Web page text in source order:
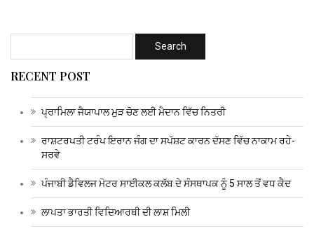
RECENT POST
ਪ੍ਰਾਮਿਲਾ ਜੈਯਾਪਾਲ ਮੁੜ ਚੋਣ ਲਈ ਮੈਦਾਨ ਵਿੱਚ ਨਿਤਰੀ
ਰਾਸ਼ਟਰਪਤੀ ਟਰੰਪ ਇਰਾਨ ਜੰਗ ਦਾ ਸਪੱਸ਼ਟ ਕਾਰਨ ਦੱਸਣ ਵਿੱਚ ਨਾਕਾਮ ਰਹੇ-
ਸਰਵੇ
ਪੰਜਾਬੀ ਡੈਵਿਲਜ ਮੋਟਰ ਸਾਈਕਲ ਕਲੱਬ ਦੇ ਸੰਸਥਾਪਕ ਨੂੰ 5 ਸਾਲ ਤੋਂ ਵਧ ਕੈਦ
ਲਾਪਤਾ ਭਾਰਤੀ ਵਿਦਿਆਰਥੀ ਦੀ ਲਾਸ਼ ਮਿਲੀ